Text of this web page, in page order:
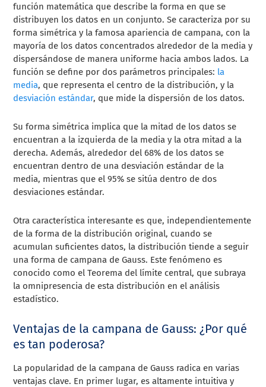
función matemática que describe la forma en que se
distribuyen los datos en un conjunto. Se caracteriza por su
forma simétrica y la famosa apariencia de campana, con la
mayoría de los datos concentrados alrededor de la media y
dispersándose de manera uniforme hacia ambos lados. La
función se define por dos parámetros principales: la
media, que representa el centro de la distribución, y la
desviación estándar, que mide la dispersión de los datos.
Su forma simétrica implica que la mitad de los datos se
encuentran a la izquierda de la media y la otra mitad a la
derecha. Además, alrededor del 68% de los datos se
encuentran dentro de una desviación estándar de la
media, mientras que el 95% se sitúa dentro de dos
desviaciones estándar.
Otra característica interesante es que, independientemente
de la forma de la distribución original, cuando se
acumulan suficientes datos, la distribución tiende a seguir
una forma de campana de Gauss. Este fenómeno es
conocido como el Teorema del límite central, que subraya
la omnipresencia de esta distribución en el análisis
estadístico.
Ventajas de la campana de Gauss: ¿Por qué
es tan poderosa?
La popularidad de la campana de Gauss radica en varias
ventajas clave. En primer lugar, es altamente intuitiva y